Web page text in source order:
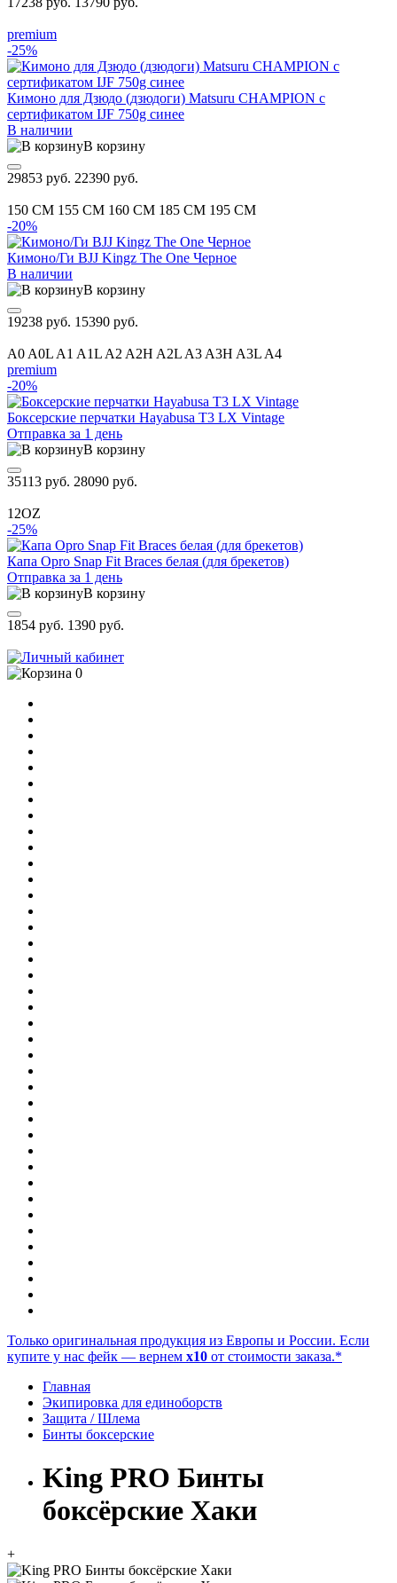
premium
-25%
Кимоно для Дзюдо (дзюдоги) Matsuru CHAMPION с
сертификатом IJF 750g синее
В наличии
В корзину
29853 руб. 22390 руб.
150 CM 155 CM 160 CM 185 CM 195 CM
-20%
Кимоно/Ги BJJ Kingz The One Черное
В наличии
В корзину
19238 руб. 15390 руб.
A0 A0L A1 A1L A2 A2H A2L A3 A3H A3L A4
premium
-20%
Боксерские перчатки Hayabusa T3 LX Vintage
Отправка за 1 день
В корзину
35113 руб. 28090 руб.
12OZ
-25%
Капа Opro Snap Fit Braces белая (для брекетов)
Отправка за 1 день
В корзину
1854 руб. 1390 руб.
0
Только оригинальная продукция из Европы и России. Если
купите у нас фейк — вернем x10 от стоимости заказа.*
Главная
Экипировка для единоборств
Защита / Шлема
Бинты боксерские
King PRO Бинты
боксёрские Хаки
+